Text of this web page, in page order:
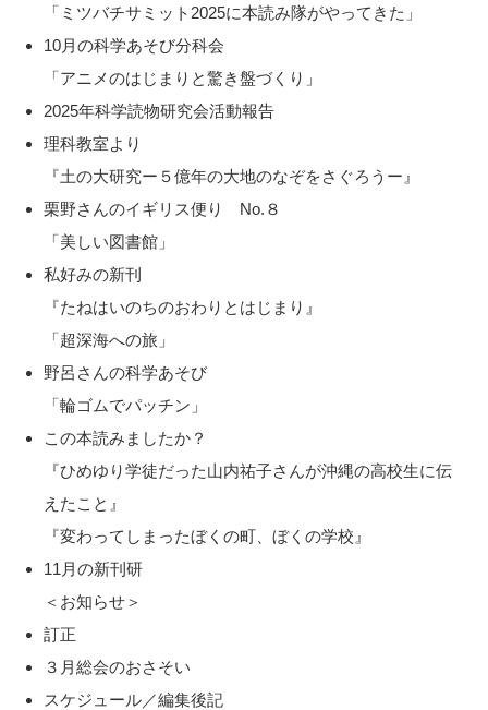
「ミツバチサミット2025に本読み隊がやってきた」
10月の科学あそび分科会
「アニメのはじまりと驚き盤づくり」
2025年科学読物研究会活動報告
理科教室より
『土の大研究ー５億年の大地のなぞをさぐろうー』
栗野さんのイギリス便り No.８
「美しい図書館」
私好みの新刊
『たねはいのちのおわりとはじまり』
「超深海への旅」
野呂さんの科学あそび
「輪ゴムでパッチン」
この本読みましたか？
『ひめゆり学徒だった山内祐子さんが沖縄の高校生に伝
えたこと』
『変わってしまったぼくの町、ぼくの学校』
11月の新刊研
＜お知らせ＞
訂正
３月総会のおさそい
スケジュール／編集後記